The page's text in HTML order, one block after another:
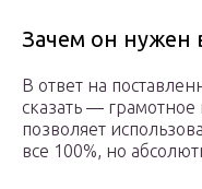
Зачем он нужен
В ответ на
сказать — грамотное
позволяет
все 100%, но